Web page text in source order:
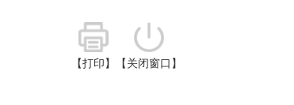
【打印】 【关闭窗口】